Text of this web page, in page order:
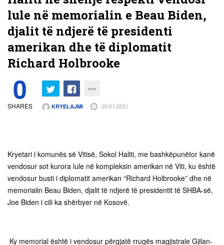
lule në memorialin e Beau Biden,
djalit të ndjerë të presidenti
amerikan dhe të diplomatit
Richard Holbrooke
0
SHARES KRYELAJMI 20/01/2021
Kryetari i komunës së Vitisë, Sokol Haliti, me bashkëpunëtor kanë
vendosur sot kurora lule në kompleksin amerikan në Viti, ku është
vendosur busti i diplomatit amerikan “Richard Holbrooke” dhe në
memorialin Beau Biden, djalit të ndjerë të presidentit të SHBA-së,
Joe Biden i cili ka shërbyer në Kosovë.
Ky memorial është i vendosur përgjatë rrugës magjistrale Gjilan-